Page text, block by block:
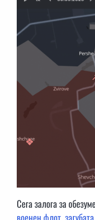
Сега залога за